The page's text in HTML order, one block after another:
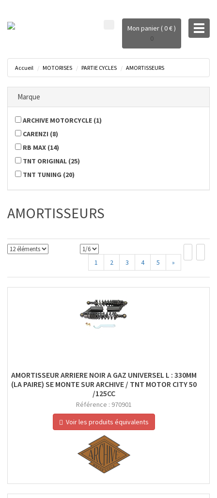
Mon panier ( 0 € )
0
Accueil MOTORISES PARTIE CYCLES AMORTISSEURS
Marque
ARCHIVE MOTORCYCLE (1)
CARENZI (8)
RB MAX (14)
TNT ORIGINAL (25)
TNT TUNING (20)
AMORTISSEURS
1 2 3 4 5 »
AMORTISSEUR ARRIERE NOIR A GAZ UNIVERSEL L : 330MM
(LA PAIRE) SE MONTE SUR ARCHIVE / TNT MOTOR CITY 50
/125CC
Référence : 970901
Voir les produits équivalents